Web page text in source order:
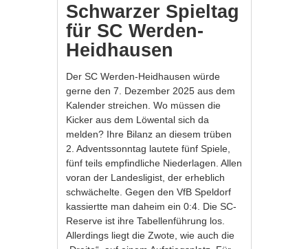
Schwarzer Spieltag
für SC Werden-
Heidhausen
Der SC Werden-Heidhausen würde
gerne den 7. Dezember 2025 aus dem
Kalender streichen. Wo müssen die
Kicker aus dem Löwental sich da
melden? Ihre Bilanz an diesem trüben
2. Adventssonntag lautete fünf Spiele,
fünf teils empfindliche Niederlagen. Allen
voran der Landesligist, der erheblich
schwächelte. Gegen den VfB Speldorf
kassiertte man daheim ein 0:4. Die SC-
Reserve ist ihre Tabellenführung los.
Allerdings liegt die Zwote, wie auch die